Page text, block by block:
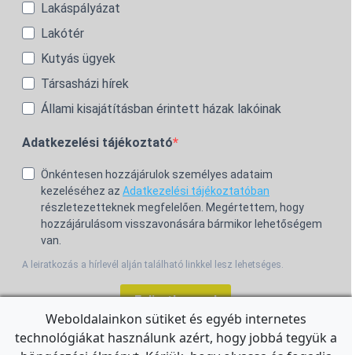
Lakáspályázat
Lakótér
Kutyás ügyek
Társasházi hírek
Állami kisajátításban érintett házak lakóinak
Adatkezelési tájékoztató
Önkéntesen hozzájárulok személyes adataim
kezeléséhez az Adatkezelési tájékoztatóban
részletezetteknek megfelelően. Megértettem, hogy
hozzájárulásom visszavonására bármikor lehetőségem
van.
A leiratkozás a hírlevél alján található linkkel lesz lehetséges.
Feliratkozom!
Weboldalainkon sütiket és egyéb internetes
technológiákat használunk azért, hogy jobbá tegyük a